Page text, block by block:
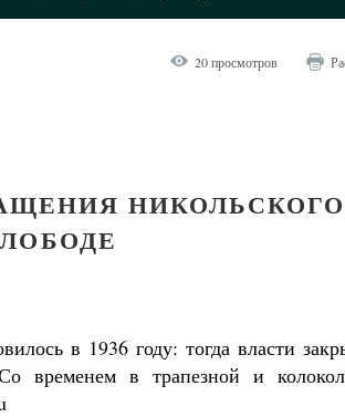
20 просмотров
НИКОЛЬСКОГО
в 1936 году: тогда власти
временем в трапезной и